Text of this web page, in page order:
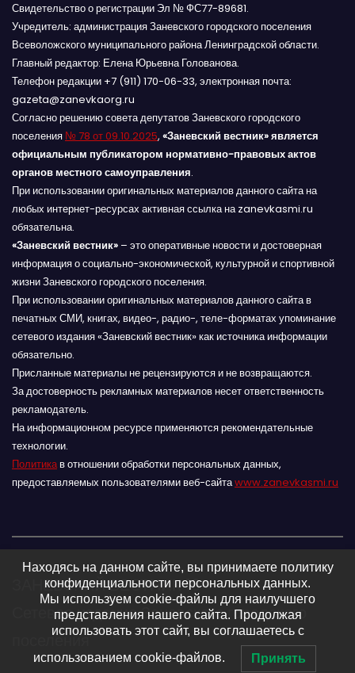
Свидетельство о регистрации Эл № ФС77-89681.
Учредитель: администрация Заневского городского поселения
Всеволожского муниципального района Ленинградской области.
Главный редактор: Елена Юрьевна Голованова.
Телефон редакции +7 (911) 170-06-33, электронная почта:
gazeta@zanevkaorg.ru
Согласно решению совета депутатов Заневского городского
поселения № 78 от 09.10.2025, «Заневский вестник» является
официальным публикатором нормативно-правовых актов
органов местного самоуправления.
При использовании оригинальных материалов данного сайта на
любых интернет-ресурсах активная ссылка на zanevkasmi.ru
обязательна.
«Заневский вестник» – это оперативные новости и достоверная
информация о социально-экономической, культурной и спортивной
жизни Заневского городского поселения.
При использовании оригинальных материалов данного сайта в
печатных СМИ, книгах, видео-, радио-, теле-форматах упоминание
сетевого издания «Заневский вестник» как источника информации
обязательно.
Присланные материалы не рецензируются и не возвращаются.
За достоверность рекламных материалов несет ответственность
рекламодатель.
На информационном ресурсе применяются рекомендательные
технологии.
Политикав отношении обработки персональных данных,
предоставляемых пользователями веб-сайтаwww.zanevkasmi.ru
ЗАНЕВСКИЙ ВЕСТНИК 16+
Сетевое издание Заневского городского
поселения
Находясь на данном сайте, вы принимаете политику
конфиденциальности персональных данных.
Мы используем cookie-файлы для наилучшего
представления нашего сайта. Продолжая
использовать этот сайт, вы соглашаетесь с
использованием cookie-файлов. Принять